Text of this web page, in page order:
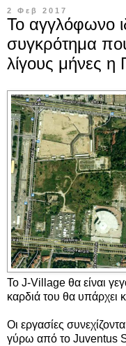
2 Φεβ 2017
Το αγγλόφωνο
συγκρότημα
λίγους μήνες η
Το J-Village θα είναι
καρδιά του θα υπάρχει
Οι εργασίες
γύρω από το Juventus